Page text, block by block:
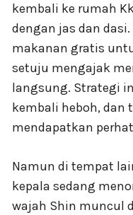
kembali ke rumah
dengan jas dan
makanan gratis
setuju mengajak
langsung. Strategi
kembali heboh, dan
mendapatkan
Namun di tempat
kepala sedang
wajah Shin muncul